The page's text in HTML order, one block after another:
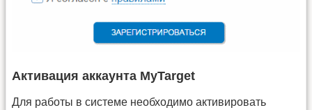
Активация аккаунта MyTarget
Для работы в системе необходимо активировать